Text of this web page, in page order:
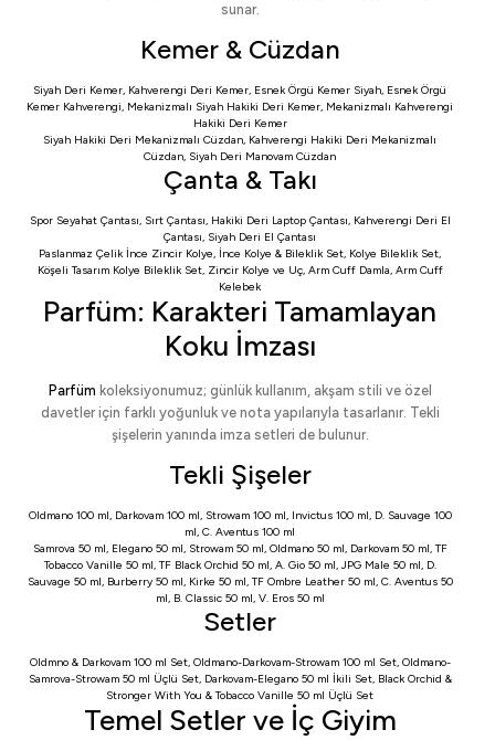
sunar.
Kemer & Cüzdan
Siyah Deri Kemer, Kahverengi Deri Kemer, Esnek Örgü Kemer Siyah, Esnek Örgü
Kemer Kahverengi, Mekanizmalı Siyah Hakiki Deri Kemer, Mekanizmalı Kahverengi
Hakiki Deri Kemer
Siyah Hakiki Deri Mekanizmalı Cüzdan, Kahverengi Hakiki Deri Mekanizmalı
Cüzdan, Siyah Deri Manovam Cüzdan
Çanta & Takı
Spor Seyahat Çantası, Sırt Çantası, Hakiki Deri Laptop Çantası, Kahverengi Deri El
Çantası, Siyah Deri El Çantası
Paslanmaz Çelik İnce Zincir Kolye, İnce Kolye & Bileklik Set, Kolye Bileklik Set,
Köşeli Tasarım Kolye Bileklik Set, Zincir Kolye ve Uç, Arm Cuff Damla, Arm Cuff
Kelebek
Parfüm: Karakteri Tamamlayan
Koku İmzası
Parfüm koleksiyonumuz; günlük kullanım, akşam stili ve özel
davetler için farklı yoğunluk ve nota yapılarıyla tasarlanır. Tekli
şişelerin yanında imza setleri de bulunur.
Tekli Şişeler
Oldmano 100 ml, Darkovam 100 ml, Strowam 100 ml, Invictus 100 ml, D. Sauvage 100
ml, C. Aventus 100 ml
Samrova 50 ml, Elegano 50 ml, Strowam 50 ml, Oldmano 50 ml, Darkovam 50 ml,TF
Tobacco Vanille 50 ml,TF Black Orchid 50 ml, A. Gio 50 ml,JPG Male 50 ml, D.
Sauvage 50 ml, Burberry 50 ml, Kirke 50 ml,TF Ombre Leather 50 ml, C. Aventus 50
ml, B. Classic 50 ml, V. Eros 50 ml
Setler
Oldmno & Darkovam 100 ml Set, Oldmano-Darkovam-Strowam 100 ml Set, Oldmano-
Samrova-Strowam 50 ml Üçlü Set, Darkovam-Elegano 50 ml İkili Set, Black Orchid &
Stronger With You & Tobacco Vanille 50 ml Üçlü Set
Temel Setler ve İç Giyim